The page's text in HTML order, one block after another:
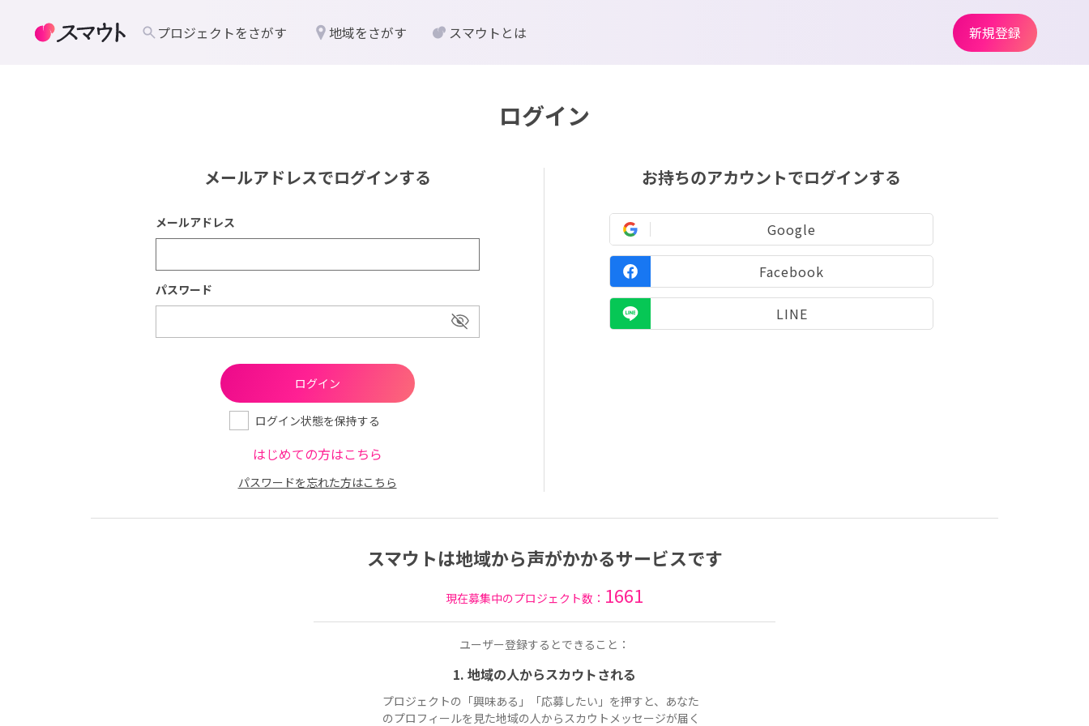
ログイン
メールアドレスでログインする
メールアドレス
パスワード
ログイン状態を保持する
はじめての方はこちら
パスワードを忘れた方はこちら
お持ちのアカウントでログインする
Google
Facebook
LINE
スマウトは地域から声がかかるサービスです
現在募集中のプロジェクト数： 1661
ユーザー登録するとできること：
1. 地域の人からスカウトされる
プロジェクトの「興味ある」「応募したい」を押すと、あなた
のプロフィールを見た地域の人からスカウトメッセージが届く
プロジェクトをさがす 地域をさがす スマウトとは 新規登録